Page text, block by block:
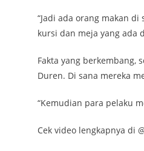
“Jadi ada orang makan
kursi dan meja yang ada
Fakta yang berkembang,
Duren. Di sana mereka
“Kemudian para pelaku
Cek video lengkapnya di